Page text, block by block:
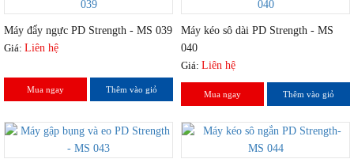
Máy đẩy ngực PD Strength - MS 039
Giá: Liên hệ
Mua ngay Thêm vào giỏ
Máy kéo sô dài PD Strength - MS
040
Giá: Liên hệ
Mua ngay Thêm vào giỏ